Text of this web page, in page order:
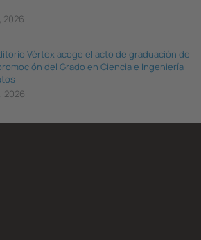
2026
Vèrtex acoge el acto de graduación de
del Grado en Ciencia e Ingeniería
2026